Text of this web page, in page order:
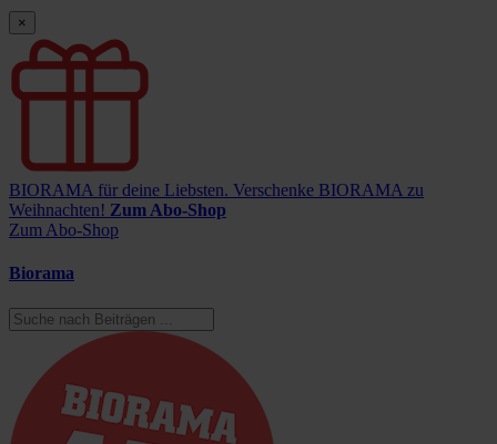
×
BIORAMA für deine Liebsten. Verschenke BIORAMA zu
Weihnachten! Zum Abo-Shop
Zum Abo-Shop
Biorama